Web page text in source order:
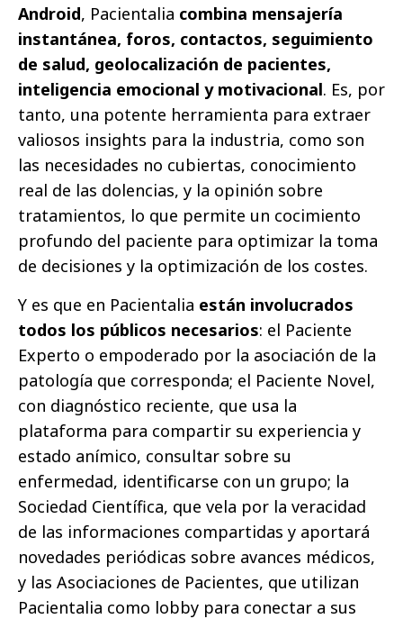
Android, Pacientalia combina mensajería
instantánea, foros, contactos, seguimiento
de salud, geolocalización de pacientes,
inteligencia emocional y motivacional. Es, por
tanto, una potente herramienta para extraer
valiosos insights para la industria, como son
las necesidades no cubiertas, conocimiento
real de las dolencias, y la opinión sobre
tratamientos, lo que permite un cocimiento
profundo del paciente para optimizar la toma
de decisiones y la optimización de los costes.
Y es que en Pacientalia están involucrados
todos los públicos necesarios: el Paciente
Experto o empoderado por la asociación de la
patología que corresponda; el Paciente Novel,
con diagnóstico reciente, que usa la
plataforma para compartir su experiencia y
estado anímico, consultar sobre su
enfermedad, identificarse con un grupo; la
Sociedad Científica, que vela por la veracidad
de las informaciones compartidas y aportará
novedades periódicas sobre avances médicos,
y las Asociaciones de Pacientes, que utilizan
Pacientalia como lobby para conectar a sus